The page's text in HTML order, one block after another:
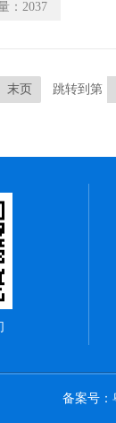
： 2037
末页 跳转到第
备案号：